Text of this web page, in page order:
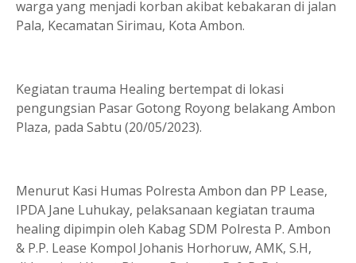
warga yang menjadi korban akibat kebakaran di jalan
Pala, Kecamatan Sirimau, Kota Ambon.
Kegiatan trauma Healing bertempat di lokasi
pengungsian Pasar Gotong Royong belakang Ambon
Plaza, pada Sabtu (20/05/2023).
Menurut Kasi Humas Polresta Ambon dan PP Lease,
IPDA Jane Luhukay, pelaksanaan kegiatan trauma
healing dipimpin oleh Kabag SDM Polresta P. Ambon
& P.P. Lease Kompol Johanis Horhoruw, AMK, S.H,